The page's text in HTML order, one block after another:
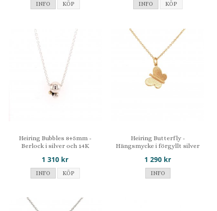
INFO KÖP INFO KÖP
Heiring Bubbles 8+5mm -
Berlock i silver och 14K
1 310 kr
INFO KÖP
Heiring Butterfly -
Hängsmycke i förgyllt silver
1 290 kr
INFO